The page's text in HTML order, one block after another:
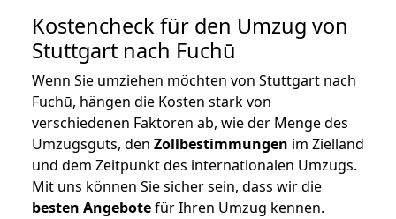
Kostencheck für den Umzug von
Stuttgart nach Fuchū
Wenn Sie umziehen möchten von Stuttgart nach
Fuchū, hängen die Kosten stark von
verschiedenen Faktoren ab, wie der Menge des
Umzugsguts, den Zollbestimmungen im Zielland
und dem Zeitpunkt des internationalen Umzugs.
Mit uns können Sie sicher sein, dass wir die
besten Angebotefür Ihren Umzug kennen.